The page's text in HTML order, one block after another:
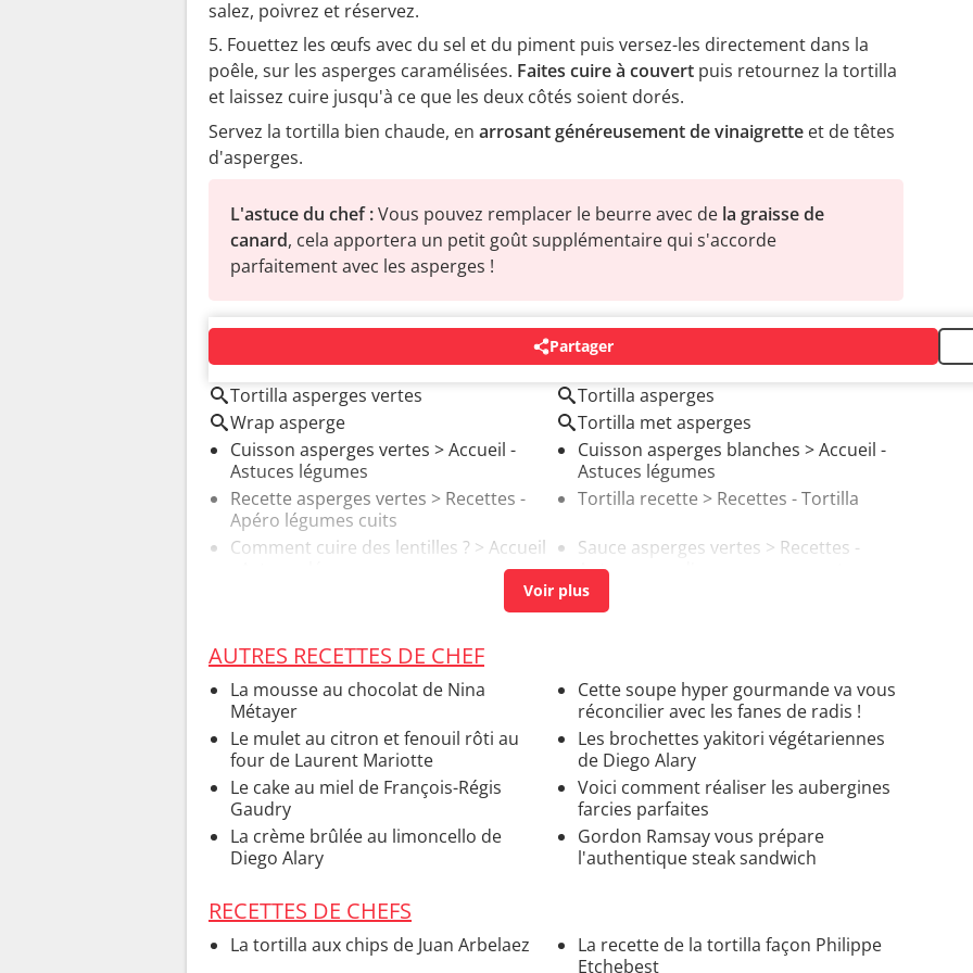
salez, poivrez et réservez.
Fouettez les œufs avec du sel et du piment puis versez-les directement dans la
poêle, sur les asperges caramélisées. Faites cuire à couvert puis retournez la tortilla
et laissez cuire jusqu'à ce que les deux côtés soient dorés.
Servez la tortilla bien chaude, en arrosant généreusement de vinaigrette et de têtes
d'asperges.
L'astuce du chef :Vous pouvez remplacer le beurre avec de la graisse de
canard, cela apportera un petit goût supplémentaire qui s'accorde
parfaitement avec les asperges !
Partager
AUTOUR DU MÊME SUJET
Tortilla asperges vertes
Tortilla asperges
Wrap asperge
Tortilla met asperges
Cuisson asperges vertes > Accueil -
Astuces légumes
Cuisson asperges blanches > Accueil -
Astuces légumes
Recette asperges vertes > Recettes -
Apéro légumes cuits
Tortilla recette > Recettes - Tortilla
Comment cuire des lentilles ? > Accueil
Sauce asperges vertes > Recettes -
Autre sauce d'accompagnement
AUTRES RECETTES DE CHEF
La mousse au chocolat de Nina
Métayer
Cette soupe hyper gourmande va vous
réconcilier avec les fanes de radis !
Le mulet au citron et fenouil rôti au
four de Laurent Mariotte
Les brochettes yakitori végétariennes
de Diego Alary
Le cake au miel de François-Régis
Gaudry
Voici comment réaliser les aubergines
farcies parfaites
La crème brûlée au limoncello de
Diego Alary
Gordon Ramsay vous prépare
l'authentique steak sandwich
RECETTES DE CHEFS
La tortilla aux chips de Juan Arbelaez
La recette de la tortilla façon Philippe
Etchebest